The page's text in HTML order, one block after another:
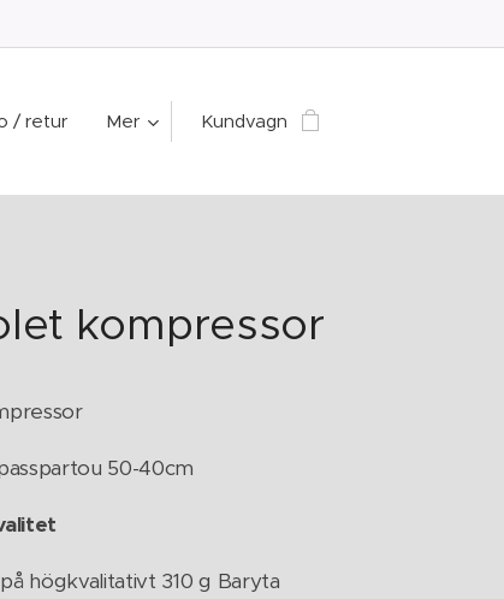
/ retur Mer Kundvagn
kompressor
50-40cm
högkvalitativt 310 g Baryta